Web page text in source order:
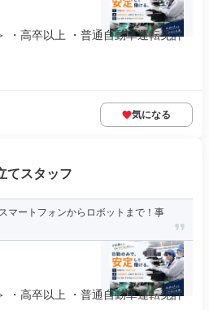
・高卒以上 ・普通自動車運転免許
気になる
てスタッフ
マートフォンからロボットまで！事
・高卒以上 ・普通自動車運転免許